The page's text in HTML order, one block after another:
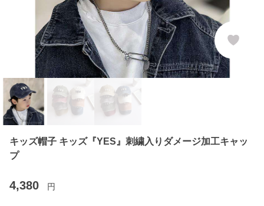
キッズ帽子 キッズ『YES』刺繍入りダメージ加工キャッ
プ
4,380 円